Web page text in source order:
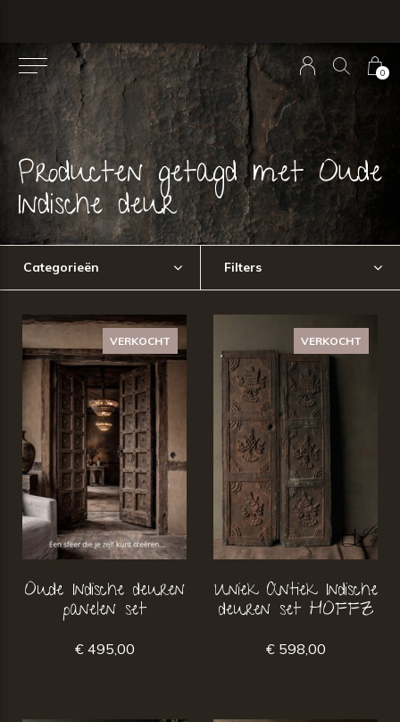
0
Producten getagd met Oude
Indische deur
Categorieën Filters
VERKOCHT
Oude Indische deuren
panelen set
€ 495,00
VERKOCHT
Uniek Antiek Indische
deuren set HOFFZ
€ 598,00